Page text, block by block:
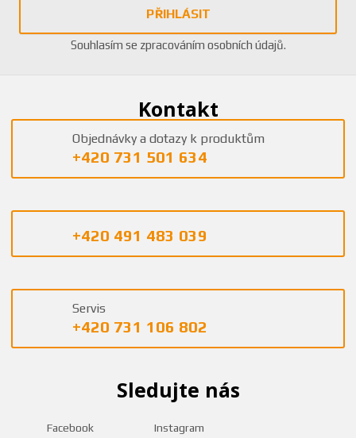
PŘIHLÁSIT
Souhlasím se zpracováním osobních údajů.
Kontakt
Objednávky a dotazy k produktům
+420 731 501 634
+420 491 483 039
Servis
+420 731 106 802
Sledujte nás
Facebook Instagram